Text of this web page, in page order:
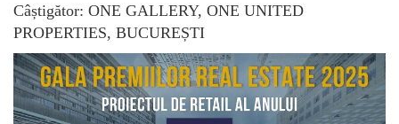
Câștigător: ONE GALLERY, ONE UNITED
PROPERTIES, BUCUREȘTI